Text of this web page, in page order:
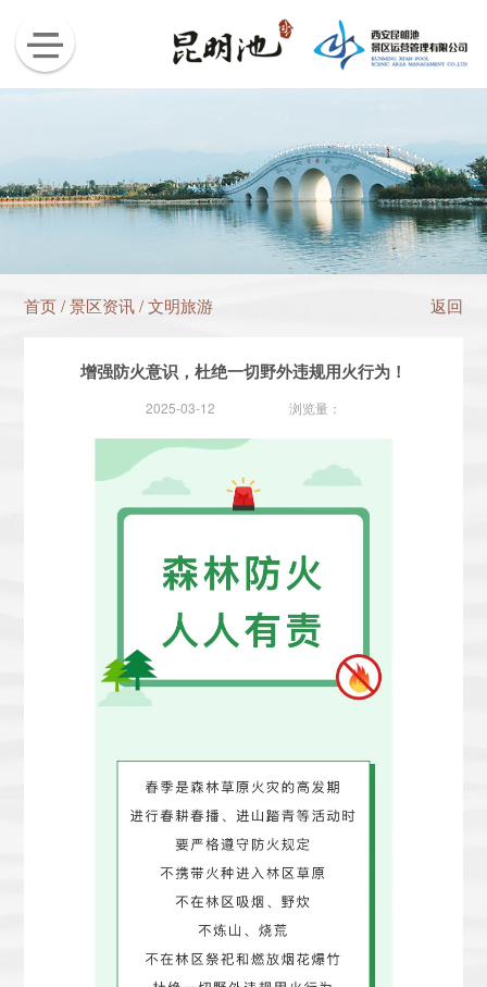
首页/景区资讯/文明旅游 返回
增强防火意识，杜绝一切野外违规用火行为！
2025-03-12 浏览量：